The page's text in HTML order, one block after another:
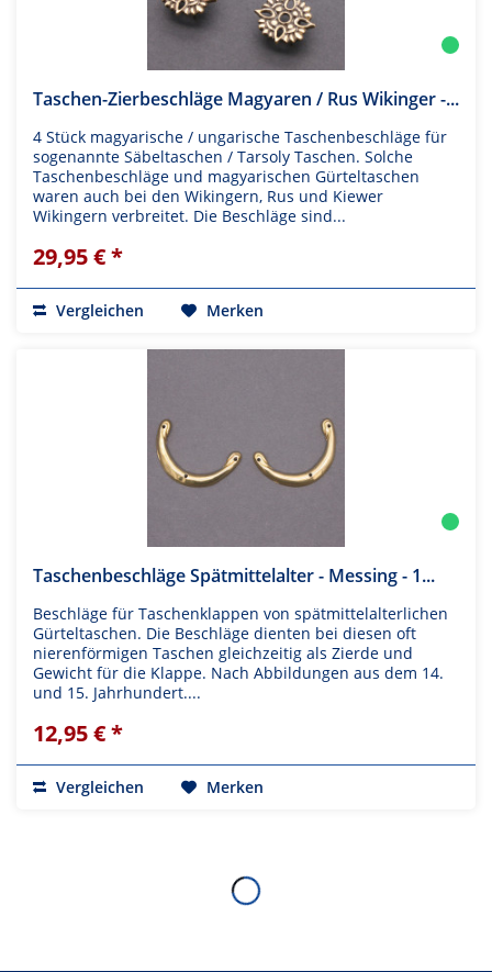
Taschen-Zierbeschläge Magyaren / Rus Wikinger -...
4 Stück magyarische / ungarische Taschenbeschläge für
sogenannte Säbeltaschen / Tarsoly Taschen. Solche
Taschenbeschläge und magyarischen Gürteltaschen
waren auch bei den Wikingern, Rus und Kiewer
Wikingern verbreitet. Die Beschläge sind...
29,95 € *
Vergleichen Merken
Taschenbeschläge Spätmittelalter - Messing - 1...
Beschläge für Taschenklappen von spätmittelalterlichen
Gürteltaschen. Die Beschläge dienten bei diesen oft
nierenförmigen Taschen gleichzeitig als Zierde und
Gewicht für die Klappe. Nach Abbildungen aus dem 14.
und 15. Jahrhundert....
12,95 € *
Vergleichen Merken